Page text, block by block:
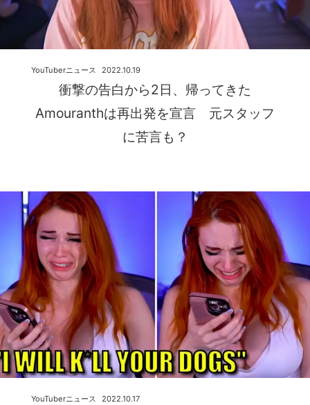
衝撃の告白から2日、帰ってきた
Amouranthは再出発を宣言 元スタッフ
に苦言も？
2022.10.19
YouTuberニュース
2022.10.17
YouTuberニュース